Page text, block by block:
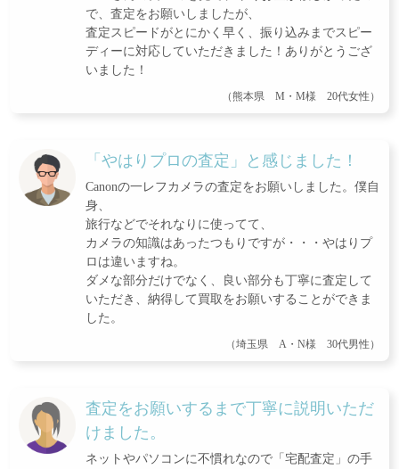
で、査定をお願いしましたが、
査定スピードがとにかく早く、振り込みまでスピー
ディーに対応していただきました！ありがとうござ
いました！
（熊本県 M・M様 20代女性）
「やはりプロの査定」と感じました！
Canonの一レフカメラの査定をお願いしました。僕自
身、
旅行などでそれなりに使ってて、
カメラの知識はあったつもりですが・・・やはりプ
ロは違いますね。
ダメな部分だけでなく、良い部分も丁寧に査定して
いただき、納得して買取をお願いすることができま
した。
（埼玉県 A・N様 30代男性）
査定をお願いするまで丁寧に説明いただ
けました。
ネットやパソコンに不慣れなので「宅配査定」の手